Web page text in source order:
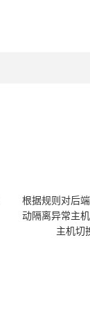
根据规则对后
动隔离异常主
主机切